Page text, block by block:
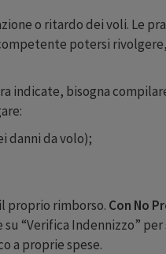
o ritardo dei voli. Le
potersi
indicate, bisogna
danni da volo);
proprio rimborso. Con No
“Verifica Indennizzo”
a proprie spese.